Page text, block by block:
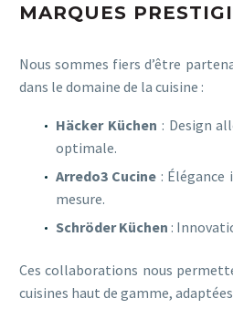
MARQUES
Nous sommes fiers d’être
dans le domaine de la cuisine :
Häcker Küchen : Design
optimale.
Arredo3 Cucine :
mesure.
Schröder Küchen :
Ces collaborations nous
cuisines haut de gamme,